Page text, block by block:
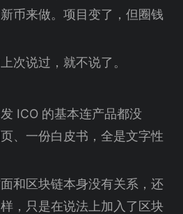
币来做。项目变了，但圈钱
次说过，就不说了。
ICO 的基本连产品都没
、一份白皮书，全是文字性
和区块链本身没有关系，还
，只是在说法上加入了区块